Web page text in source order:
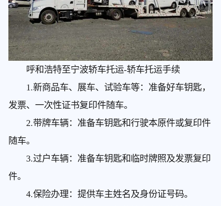
呼和浩特至宁波轿车托运-轿车托运手续
1.新商品车、展车、试验车等：准备好车钥匙，
发票、一次性证书复印件随车。
2.带牌车辆：准备车钥匙和行驶本原件或复印件
随车。
3.过户车辆：准备车钥匙和临时牌照及发票复印
件。
4.保险办理：提供车主姓名及身份证号码。